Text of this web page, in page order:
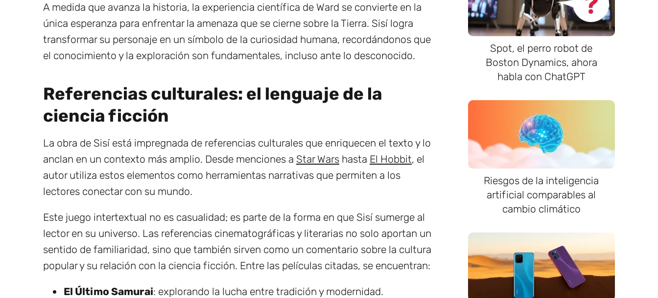
A medida que avanza la historia, la experiencia científica de Ward se convierte en la
única esperanza para enfrentar la amenaza que se cierne sobre la Tierra. Sisí logra
transformar su personaje en un símbolo de la curiosidad humana, recordándonos que
el conocimiento y la exploración son fundamentales, incluso ante lo desconocido.
Referencias culturales: el lenguaje de la
ciencia ficción
La obra de Sisí está impregnada de referencias culturales que enriquecen el texto y lo
anclan en un contexto más amplio. Desde menciones a Star Wars hasta El Hobbit, el
autor utiliza estos elementos como herramientas narrativas que permiten a los
lectores conectar con su mundo.
Este juego intertextual no es casualidad; es parte de la forma en que Sisí sumerge al
lector en su universo. Las referencias cinematográficas y literarias no solo aportan un
sentido de familiaridad, sino que también sirven como un comentario sobre la cultura
popular y su relación con la ciencia ficción. Entre las películas citadas, se encuentran:
El Último Samurai: explorando la lucha entre tradición y modernidad.
Spot, el perro robot de
Boston Dynamics, ahora
habla con ChatGPT
Riesgos de la inteligencia
artificial comparables al
cambio climático